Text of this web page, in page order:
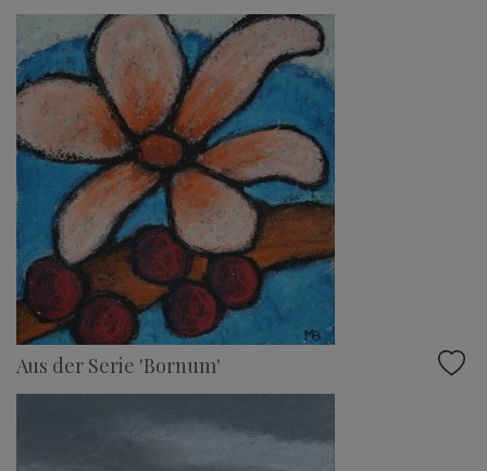
Aus der Serie 'Bornum'